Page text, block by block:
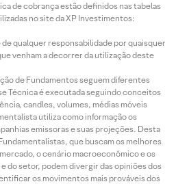
de cobrança estão definidos nas tabelas
no site da XP Investimentos:
qualquer responsabilidade por quaisquer
venham a decorrer da utilização deste
de Fundamentos seguem diferentes
Técnica é executada seguindo conceitos
candles, volumes, médias móveis
utiliza como informação os
emissoras e suas projeções. Desta
que buscam os melhores
o cenário macroeconômico e os
do setor, podem divergir das opiniões dos
os movimentos mais prováveis dos